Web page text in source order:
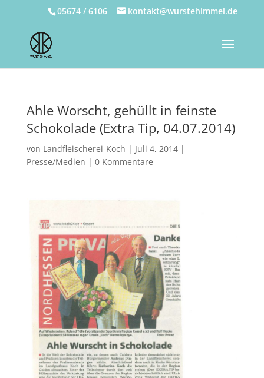
05674 / 6106 kontakt@wurstehimmel.de
Ahle Worscht, gehüllt in feinste
Schokolade (Extra Tip, 04.07.2014)
von Landfleischerei-Koch | Juli 4, 2014|
Presse/Medien | 0 Kommentare